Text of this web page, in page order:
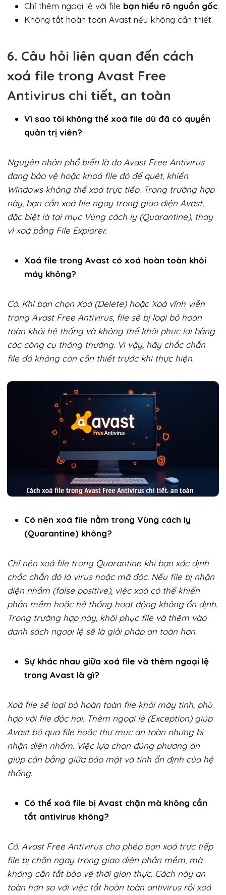
Chỉ thêm ngoại lệ với file bạn hiểu rõ nguồn gốc.
Không tắt hoàn toàn Avast nếu không cần thiết.
6. Câu hỏi liên quan đến cách
xoá file trong Avast Free
Antivirus chi tiết, an toàn
Vì sao tôi không thể xoá file dù đã có quyền
quản trị viên?
Nguyên nhân phổ biến là do Avast Free Antivirus
đang bảo vệ hoặc khoá file đó để quét, khiến
Windows không thể xoá trực tiếp. Trong trường hợp
này, bạn cần xoá file ngay trong giao diện Avast,
đặc biệt là tại mục Vùng cách ly (Quarantine), thay
vì xoá bằng File Explorer.
Xoá file trong Avast có xoá hoàn toàn khỏi
máy không?
Có. Khi bạn chọn Xoá (Delete) hoặc Xoá vĩnh viễn
trong Avast Free Antivirus, file sẽ bị loại bỏ hoàn
toàn khỏi hệ thống và không thể khôi phục lại bằng
các công cụ thông thường. Vì vậy, hãy chắc chắn
file đó không còn cần thiết trước khi thực hiện.
Có nên xoá file nằm trong Vùng cách ly
(Quarantine) không?
Chỉ nên xoá file trong Quarantine khi bạn xác định
chắc chắn đó là virus hoặc mã độc. Nếu file bị nhận
diện nhầm (false positive), việc xoá có thể khiến
phần mềm hoặc hệ thống hoạt động không ổn định.
Trong trường hợp này, khôi phục file và thêm vào
danh sách ngoại lệ sẽ là giải pháp an toàn hơn.
Sự khác nhau giữa xoá file và thêm ngoại lệ
trong Avast là gì?
Xoá file sẽ loại bỏ hoàn toàn file khỏi máy tính, phù
hợp với file độc hại. Thêm ngoại lệ (Exception) giúp
Avast bỏ qua file hoặc thư mục an toàn nhưng bị
nhận diện nhầm. Việc lựa chọn đúng phương án
giúp cân bằng giữa bảo mật và tính ổn định của hệ
thống.
Có thể xoá file bị Avast chặn mà không cần
tắt antivirus không?
Có. Avast Free Antivirus cho phép bạn xoá trực tiếp
file bị chặn ngay trong giao diện phần mềm, mà
không cần tắt bảo vệ thời gian thực. Cách này an
toàn hơn so với việc tắt hoàn toàn antivirus rồi xoá